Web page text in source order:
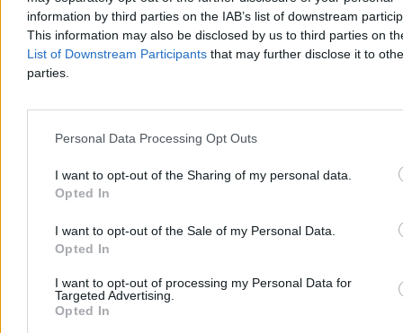
information by third parties on the IAB’s list of downstream
This information may also be disclosed by us to third parties on
List of Downstream Participants that may further disclose it to
parties.
Personal Data Processing Opt Outs
I want to opt-out of the Sharing of my personal data.
Opted In
I want to opt-out of the Sale of my Personal Data.
Opted In
I want to opt-out of processing my Personal Data for
Targeted Advertising.
Opted In
50 cech, które posiada każdy prawdziwy Polak
Nie musisz znać „Roty” na pamięć ani nosić orła na piersi, by
lądowaniu, naprawisz każdą usterkę trytytką i choć raz w życiu
odbyłeś kłótnię przy wigilijnym stole. Sprawdź, czy jesteś jednym z
Jakub Białek
04.06.2026